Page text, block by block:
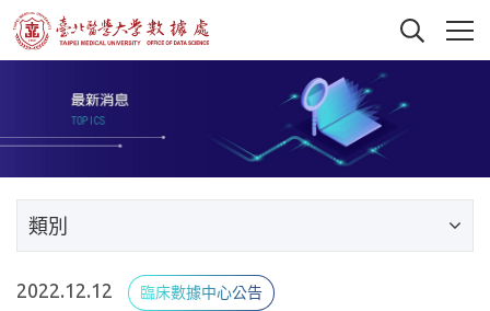
類別
2022.12.12 臨床數據中心公告